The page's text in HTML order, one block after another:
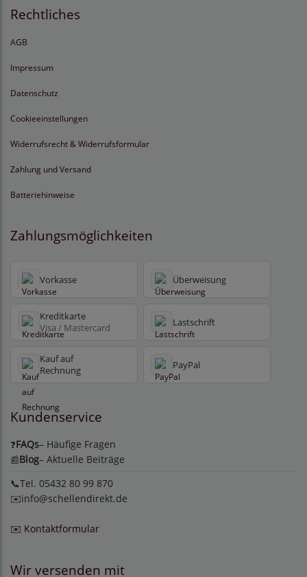
Rechtliches
AGB
Impressum
Datenschutz
Cookieeinstellungen
Widerrufsrecht & Widerrufsformular
Zahlung und Versand
Batteriehinweise
Zahlungsmöglichkeiten
Vorkasse Überweisung
Kreditkarte
Visa / Mastercard Lastschrift
Kauf auf
Rechnung
PayPal
Kundenservice
❓FAQs– Häufige Fragen
📰Blog– Aktuelle Beiträge
📞Tel. 05432 80 99 870
✉️info@schellendirekt.de
✉️ Kontaktformular
Wir versenden mit